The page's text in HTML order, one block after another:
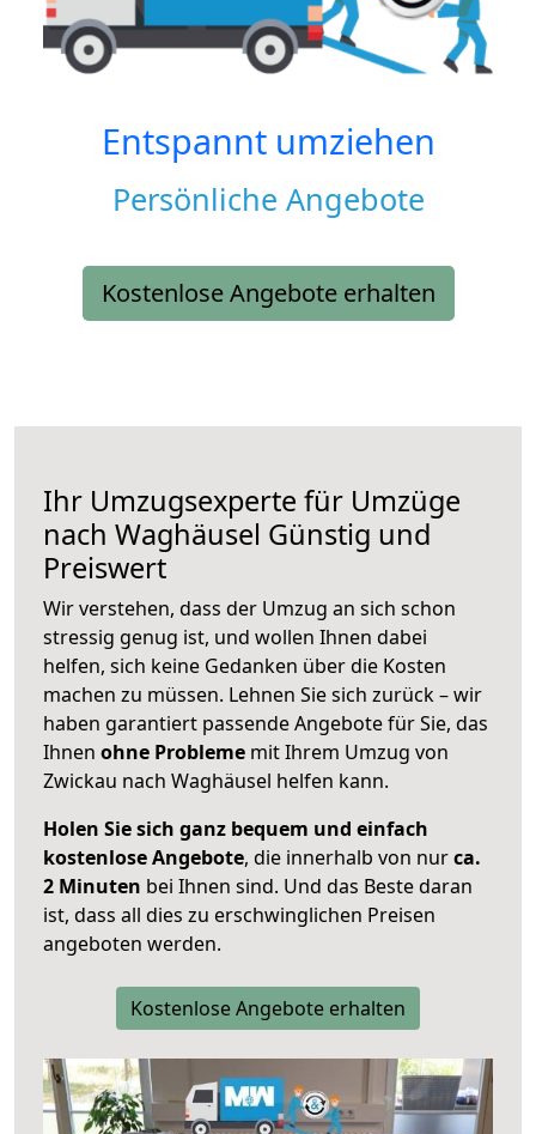
Entspannt umziehen
Persönliche Angebote
Kostenlose Angebote erhalten
Ihr Umzugsexperte für Umzüge
nach Waghäusel Günstig und
Preiswert
Wir verstehen, dass der Umzug an sich schon
stressig genug ist, und wollen Ihnen dabei
helfen, sich keine Gedanken über die Kosten
machen zu müssen. Lehnen Sie sich zurück – wir
haben garantiert passende Angebote für Sie, das
Ihnen ohne Probleme mit Ihrem Umzug von
Zwickau nach Waghäusel helfen kann.
Holen Sie sich ganz bequem und einfach
kostenlose Angebote, die innerhalb von nurca.
2 Minuten bei Ihnen sind. Und das Beste daran
ist, dass all dies zu erschwinglichen Preisen
angeboten werden.
Kostenlose Angebote erhalten